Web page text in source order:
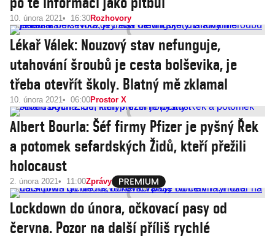
10. února 2021 16:30Rozhovory
Lékař Válek: Nouzový stav nefunguje,
utahování šroubů je cesta bolševika, je
třeba otevřít školy. Blatný mě zklamal
10. února 2021 06:00Prostor X
Albert Bourla: Šéf firmy Pfizer je pyšný Řek
a potomek sefardských Židů, kteří přežili
holocaust
2. února 2021 11:00Zprávy
Lockdown do února, očkovací pasy od
června. Pozor na další příliš rychlé